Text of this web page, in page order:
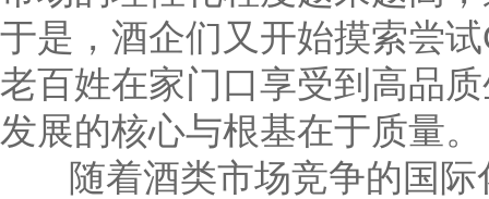
于是，酒企们又开始摸索尝
老百姓在家门口享受到高品
发展的核心与根基在于质量。
随着酒类市场竞争的国际